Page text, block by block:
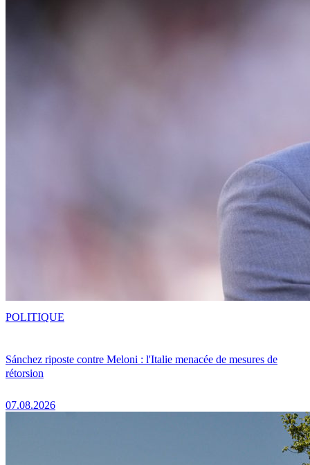
Sánchez riposte contre Meloni : l'Italie menacée de mesures de
rétorsion
07.08.2026
POLITIQUE